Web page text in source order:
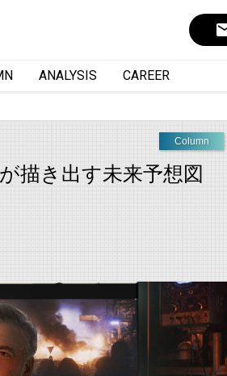
ANALYSIS CAREER
Column
描き出す未来予想図